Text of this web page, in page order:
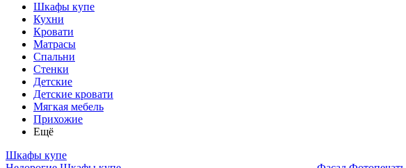
Шкафы купе
Кухни
Кровати
Матрасы
Cпальни
Стенки
Детские
Детские кровати
Мягкая мебель
Прихожие
Ещё
Шкафы купе